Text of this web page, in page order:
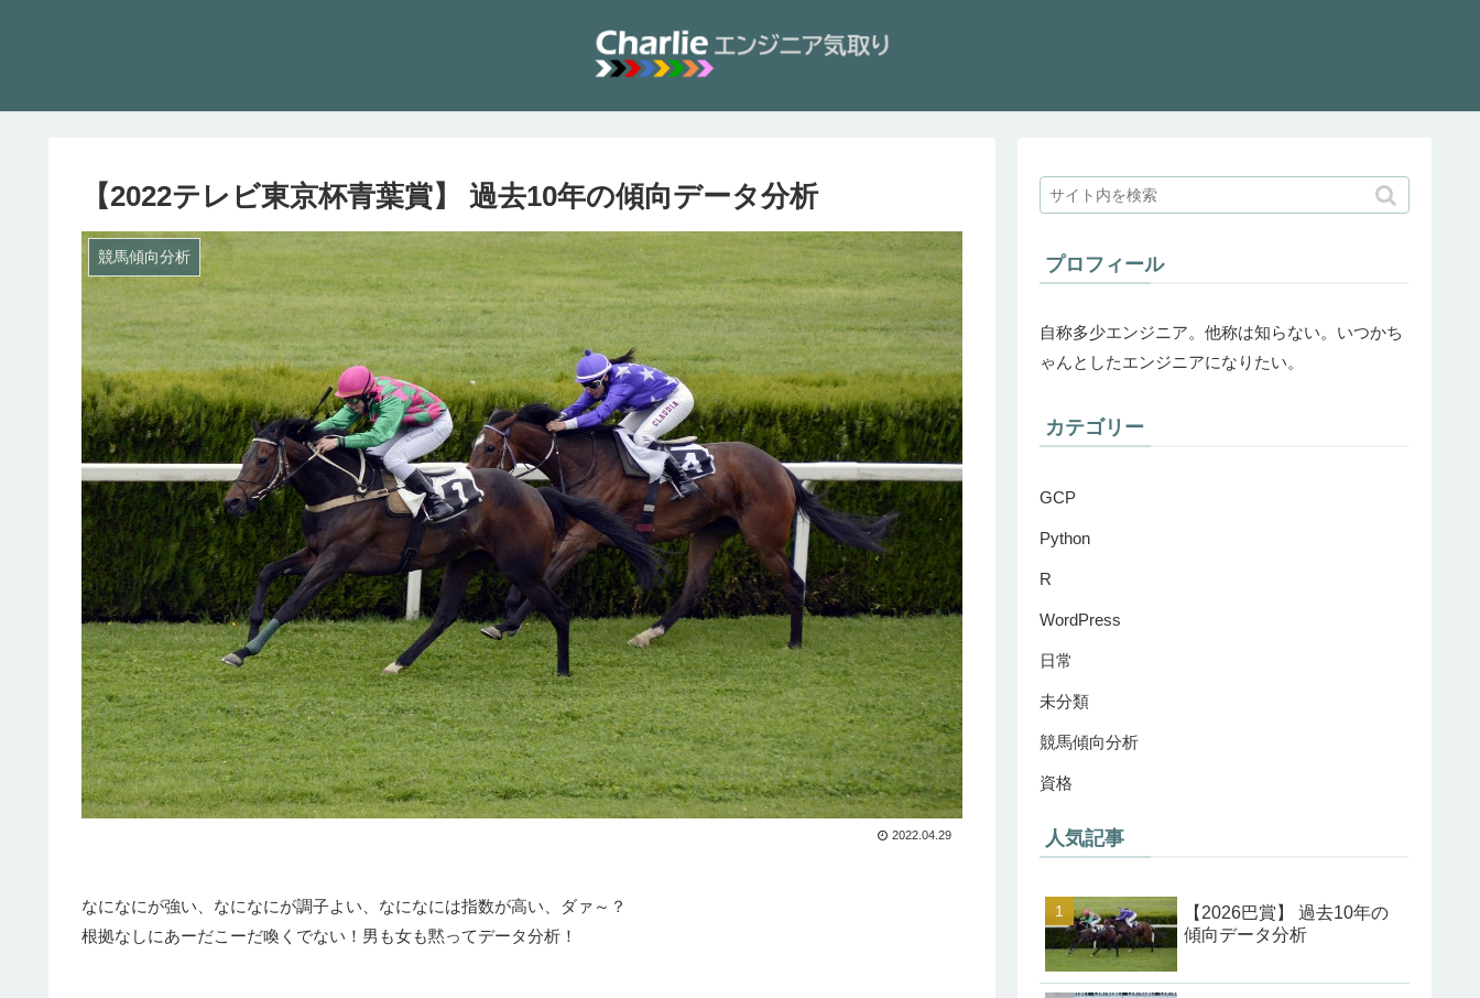
【2022テレビ東京杯青葉賞】 過去10年の傾向データ分析
競馬傾向分析
2022.04.29
なになにが強い、なになにが調子よい、なになには指数が高い、ダァ～？
根拠なしにあーだこーだ喚くでない！男も女も黙ってデータ分析！
プロフィール
自称多少エンジニア。他称は知らない。いつかち
ゃんとしたエンジニアになりたい。
カテゴリー
GCP
Python
R
WordPress
日常
未分類
競馬傾向分析
資格
人気記事
【2026巴賞】 過去10年の
傾向データ分析